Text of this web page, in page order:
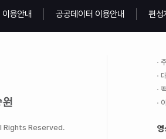
용안내 공공데이터 이용안내 편성
Rights Reserved. 영